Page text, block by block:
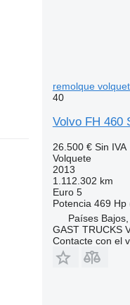
remolque
40
Volvo FH 460
26.500 € Sin IVA
Volquete
2013
1.112.302 km
Euro 5
Potencia 469 Hp
Países
GAST TRUCKS
Contacte con el